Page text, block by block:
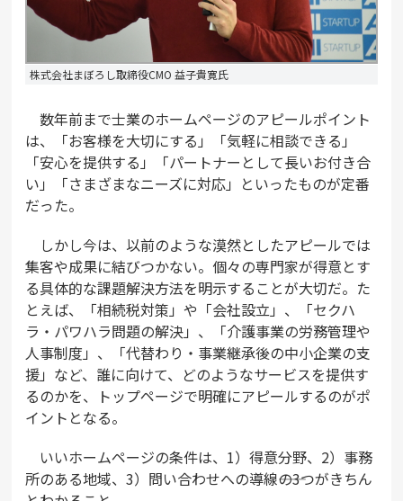
株式会社まぼろし取締役CMO 益子貴寛氏
数年前まで士業のホームページのアピールポイント
は、「お客様を大切にする」「気軽に相談できる」
「安心を提供する」「パートナーとして長いお付き合
い」「さまざまなニーズに対応」といったものが定番
だった。
しかし今は、以前のような漠然としたアピールでは
集客や成果に結びつかない。個々の専門家が得意とす
る具体的な課題解決方法を明示することが大切だ。た
とえば、「相続税対策」や「会社設立」、「セクハ
ラ・パワハラ問題の解決」、「介護事業の労務管理や
人事制度」、「代替わり・事業継承後の中小企業の支
援」など、誰に向けて、どのようなサービスを提供す
るのかを、トップページで明確にアピールするのがポ
イントとなる。
いいホームページの条件は、1）得意分野、2）事務
所のある地域、3）問い合わせへの導線――の3つがきちん